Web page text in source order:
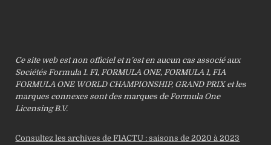
Ce site web est non officiel et n’est en aucun cas associé aux
Sociétés Formula 1. F1, FORMULA ONE, FORMULA 1, FIA
FORMULA ONE WORLD CHAMPIONSHIP, GRAND PRIX et les
marques connexes sont des marques de Formula One
Licensing B.V.
Consultez les archives de F1ACTU : saisons de 2020 à 2023